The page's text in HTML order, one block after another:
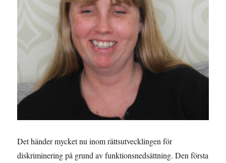
Det händer mycket nu inom rättsutvecklingen för
diskriminering på grund av funktionsnedsättning. Den första